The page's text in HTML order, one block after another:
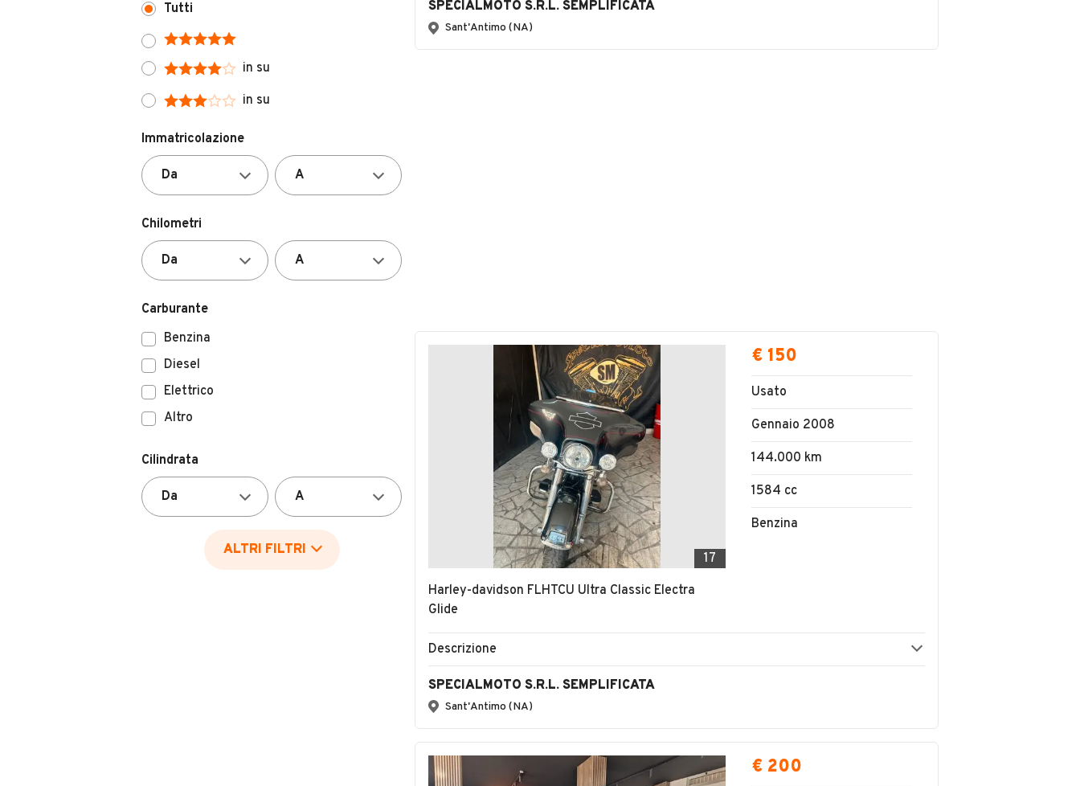
Tutti
in su
in su
Immatricolazione
Chilometri
Carburante
Benzina
Diesel
Elettrico
Altro
Cilindrata
ALTRI FILTRI